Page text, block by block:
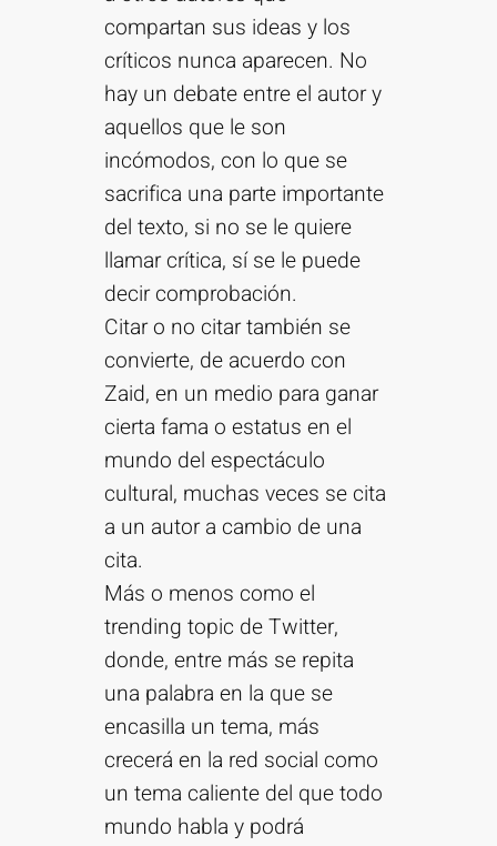
compartan sus ideas y los
críticos nunca aparecen. No
hay un debate entre el autor y
aquellos que le son
incómodos, con lo que se
sacrifica una parte importante
del texto, si no se le quiere
llamar crítica, sí se le puede
decir comprobación.
Citar o no citar también se
convierte, de acuerdo con
Zaid, en un medio para ganar
cierta fama o estatus en el
mundo del espectáculo
cultural, muchas veces se cita
a un autor a cambio de una
cita.
Más o menos como el
trending topic de Twitter,
donde, entre más se repita
una palabra en la que se
encasilla un tema, más
crecerá en la red social como
un tema caliente del que todo
mundo habla y podrá